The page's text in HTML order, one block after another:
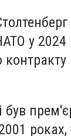
у 2024
контракту
був